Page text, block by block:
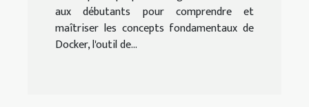
aux débutants pour comprendre et
maîtriser les concepts fondamentaux de
Docker, l'outil de...